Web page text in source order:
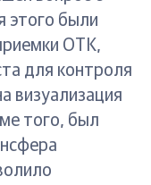
этого были
ОТК,
для контроля
визуализация
того, был